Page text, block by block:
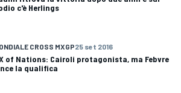
c'è Herlings
CROSS MXGP25 set 2016
of Nations: Cairoli protagonista, ma Febvre
la qualifica